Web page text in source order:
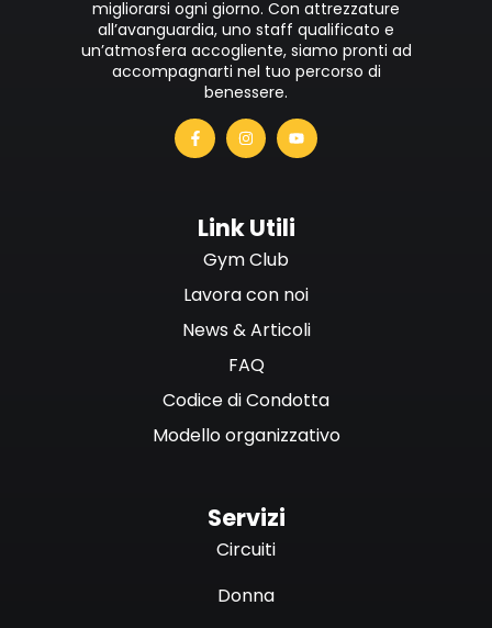
migliorarsi ogni giorno. Con attrezzature
all’avanguardia, uno staff qualificato e
un’atmosfera accogliente, siamo pronti ad
accompagnarti nel tuo percorso di
benessere.
Link Utili
Gym Club
Lavora con noi
News & Articoli
FAQ
Codice di Condotta
Modello organizzativo
Servizi
Circuiti
Donna